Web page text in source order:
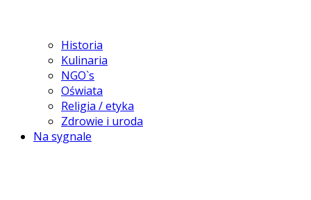
Historia
Kulinaria
NGO`s
Oświata
Religia / etyka
Zdrowie i uroda
Na sygnale